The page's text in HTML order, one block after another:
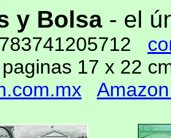
y Bolsa - el
paginas 17 x 22